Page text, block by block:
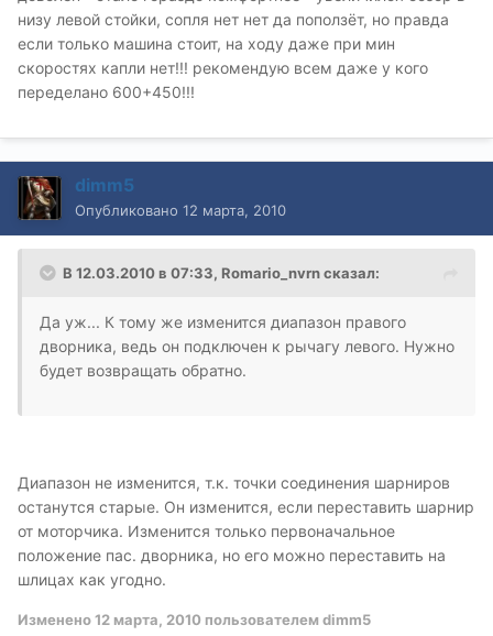
низу левой стойки, сопля нет нет да поползёт, но правда
если только машина стоит, на ходу даже при мин
скоростях капли нет!!! рекомендую всем даже у кого
переделано 600+450!!!
dimm5
Опубликовано 12 марта, 2010
В 12.03.2010 в 07:33, Romario_nvrn сказал:
Да уж... К тому же изменится диапазон правого
дворника, ведь он подключен к рычагу левого. Нужно
будет возвращать обратно.
Диапазон не изменится, т.к. точки соединения шарниров
останутся старые. Он изменится, если переставить шарнир
от моторчика. Изменится только первоначальное
положение пас. дворника, но его можно переставить на
шлицах как угодно.
Изменено12 марта, 2010 пользователем dimm5